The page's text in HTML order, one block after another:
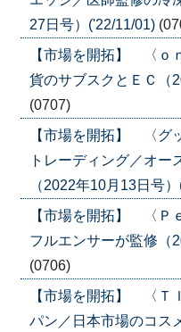
27日号）('22/11/01)
【市場を開拓】 〈ｏ
貨のサブスクとＥＣ（
(0707)
【市場を開拓】 〈グ
トレーディング／オー
（2022年10月13日号
【市場を開拓】 〈Ｐ
フルエンサーが監修（
(0706)
【市場を開拓】 〈Ｔ
パン／日本市場のコス